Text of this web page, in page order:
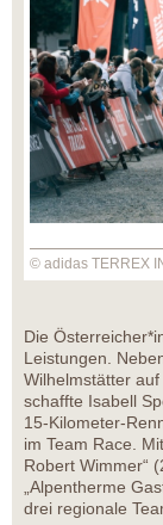
© adidas TERREX
Die
Leistungen.
Wilhelmstätter
schaffte Isabell
15-Kilometer-
im Team Race.
Robert Wimmer“
„Alpentherme
drei regionale